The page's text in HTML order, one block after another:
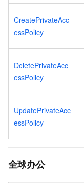
CreatePrivateAcc
essPolicy
DeletePrivateAcc
essPolicy
UpdatePrivateAcc
essPolicy
全球办公